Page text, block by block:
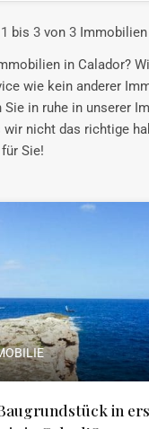
1 bis 3 von 3 Immobilien
in Calador?
wie kein anderer
Sie in ruhe in unserer
nicht das richtige
Sie!
in